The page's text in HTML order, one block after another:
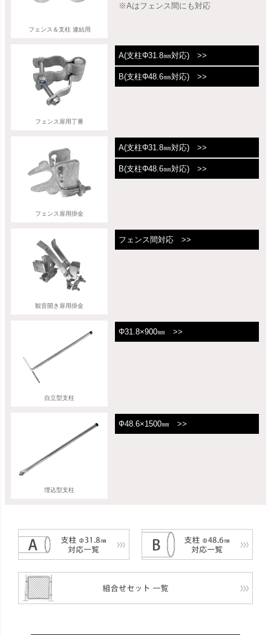
フェンス＆支柱 連結用
※Aはフェンス間にも対応
フェンス扉用丁番
A(支柱Φ31.8㎜対応) >>
B(支柱Φ48.6㎜対応) >>
フェンス扉用掛金
A(支柱Φ31.8㎜対応) >>
B(支柱Φ48.6㎜対応) >>
観音開き扉用掛金
フェンス間対応 >>
自立型支柱
Φ31.8×900㎜ >>
埋込型支柱
Ф48.6×1500㎜ >>